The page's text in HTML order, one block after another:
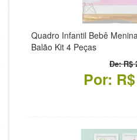
Quadro Infantil Bebê
Balão Kit 4 Peças
De: R$
Por: